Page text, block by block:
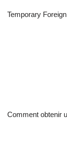
Temporary
Comment obtenir